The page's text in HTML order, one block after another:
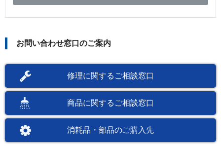
お問い合わせ窓口のご案内
修理に関するご相談窓口
商品に関するご相談窓口
消耗品・部品のご購入先